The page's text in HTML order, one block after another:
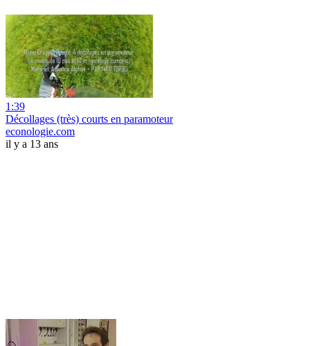
1:39
Décollages (très) courts en paramoteur
econologie.com
il y a 13 ans